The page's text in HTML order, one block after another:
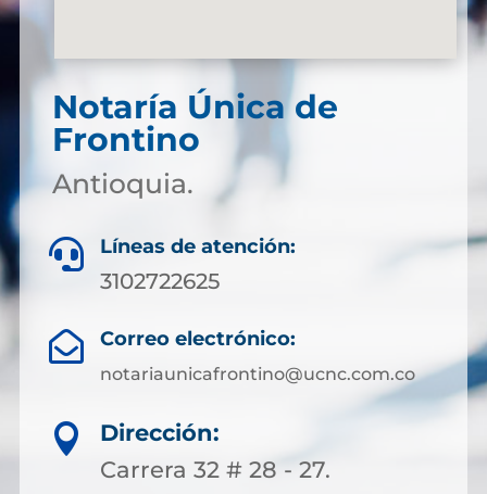
Notaría Única de
Frontino
Antioquia.
 Líneas de atención:
3102722625
 Correo electrónico:
notariaunicafrontino@ucnc.com.co

Dirección:
Carrera 32 # 28 - 27.